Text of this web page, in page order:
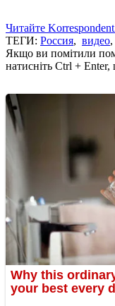
Читайте
ТЕГИ: Россия, видео,
Якщо ви помітили
натисніть Ctrl +